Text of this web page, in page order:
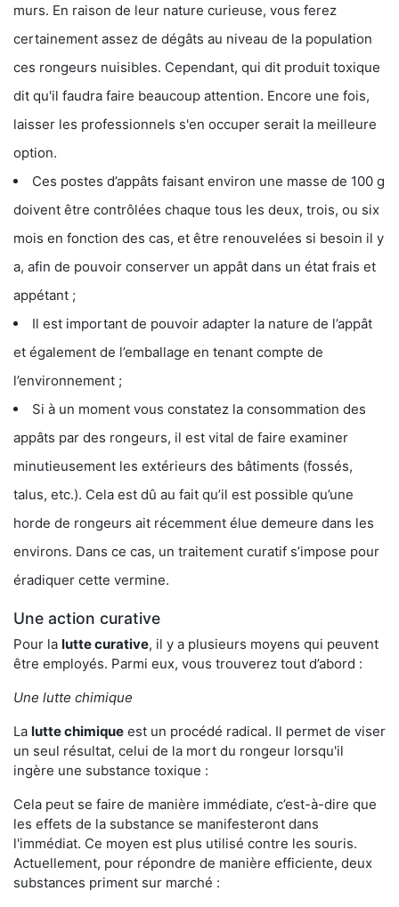
murs. En raison de leur nature curieuse, vous ferez
certainement assez de dégâts au niveau de la population
ces rongeurs nuisibles. Cependant, qui dit produit toxique
dit qu'il faudra faire beaucoup attention. Encore une fois,
laisser les professionnels s'en occuper serait la meilleure
option.
Ces postes d’appâts faisant environ une masse de 100 g
doivent être contrôlées chaque tous les deux, trois, ou six
mois en fonction des cas, et être renouvelées si besoin il y
a, afin de pouvoir conserver un appât dans un état frais et
appétant ;
Il est important de pouvoir adapter la nature de l’appât
et également de l’emballage en tenant compte de
l’environnement ;
Si à un moment vous constatez la consommation des
appâts par des rongeurs, il est vital de faire examiner
minutieusement les extérieurs des bâtiments (fossés,
talus, etc.). Cela est dû au fait qu’il est possible qu’une
horde de rongeurs ait récemment élue demeure dans les
environs. Dans ce cas, un traitement curatif s’impose pour
éradiquer cette vermine.
Une action curative
Pour la lutte curative, il y a plusieurs moyens qui peuvent
être employés. Parmi eux, vous trouverez tout d’abord :
Une lutte chimique
La lutte chimique est un procédé radical. Il permet de viser
un seul résultat, celui de la mort du rongeur lorsqu'il
ingère une substance toxique :
Cela peut se faire de manière immédiate, c’est-à-dire que
les effets de la substance se manifesteront dans
l'immédiat. Ce moyen est plus utilisé contre les souris.
Actuellement, pour répondre de manière efficiente, deux
substances priment sur marché :